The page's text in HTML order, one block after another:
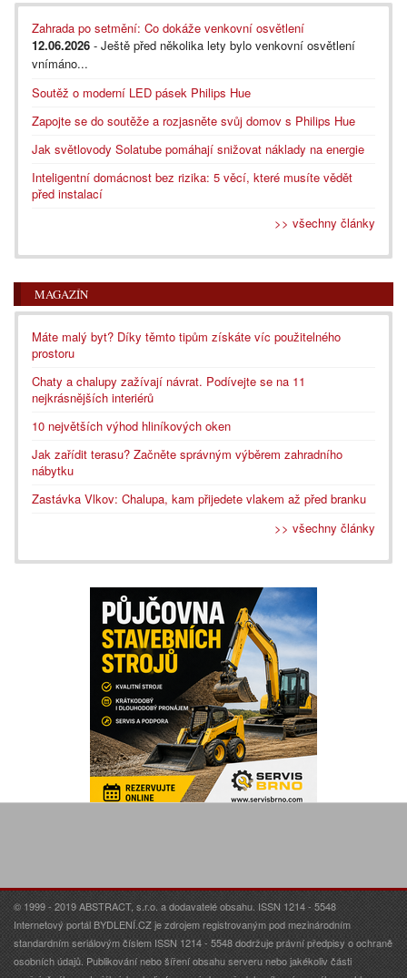
Zahrada po setmění: Co dokáže venkovní osvětlení
12.06.2026 - Ještě před několika lety bylo venkovní osvětlení
vnímáno...
Soutěž o moderní LED pásek Philips Hue
Zapojte se do soutěže a rozjasněte svůj domov s Philips Hue
Jak světlovody Solatube pomáhají snižovat náklady na energie
Inteligentní domácnost bez rizika: 5 věcí, které musíte vědět
před instalací
>> všechny články
MAGAZÍN
Máte malý byt? Díky těmto tipům získáte víc použitelného
prostoru
Chaty a chalupy zažívají návrat. Podívejte se na 11
nejkrásnějších interiérů
10 největších výhod hliníkových oken
Jak zařídit terasu? Začněte správným výběrem zahradního
nábytku
Zastávka Vlkov: Chalupa, kam přijedete vlakem až před branku
>> všechny články
© 1999 - 2019 ABSTRACT, s.r.o. a dodavatelé obsahu. ISSN 1214 - 5548
Internetový portál BYDLENÍ.CZ je zdrojem registrovaným pod mezinárodním
standardním seriálovým číslem ISSN 1214 - 5548 dodržuje právní předpisy o ochraně
osobních údajů. Publikování nebo šíření obsahu serveru nebo jakékoliv části